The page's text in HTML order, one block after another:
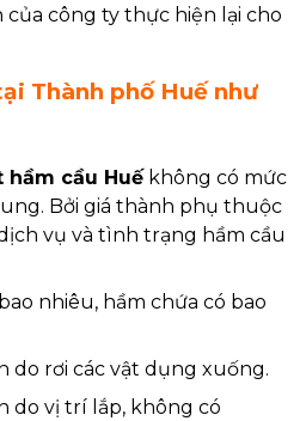
công ty thực hiện lại cho
Thành phố Huế như
cầu Huếkhông có mức
Bởi giá thành phụ thuộc
vụ và tình trạng hầm cầu
nhiêu, hầm chứa có bao
do rơi các vật dụng xuống.
do vị trí lắp, không có